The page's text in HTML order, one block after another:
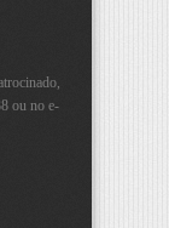
ou no e-